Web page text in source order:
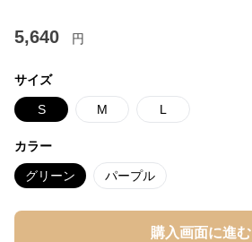
5,640 円
サイズ
S M L
カラー
グリーン パープル
購入画面に進む